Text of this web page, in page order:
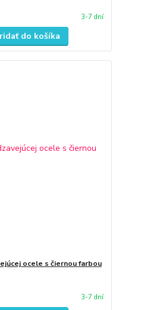
3-7 dní
do košíka
ocele s čiernou farbou
3-7 dní